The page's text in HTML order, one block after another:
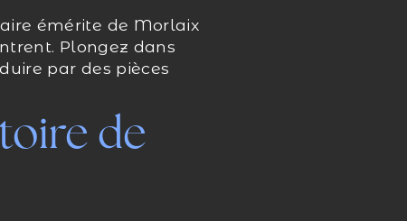
émérite de Morlaix
Plongez dans
par des pièces
de